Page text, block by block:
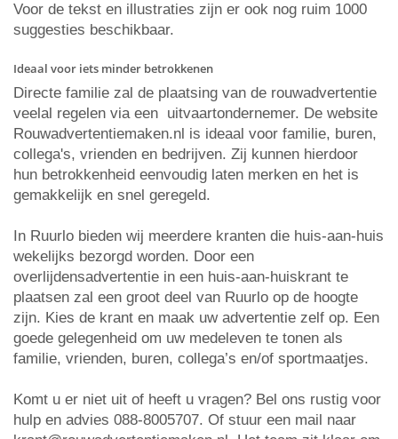
Voor de tekst en illustraties zijn er ook nog ruim 1000
suggesties beschikbaar.
Ideaal voor iets minder betrokkenen
Directe familie zal de plaatsing van de rouwadvertentie
veelal regelen via een uitvaartondernemer. De website
Rouwadvertentiemaken.nl is ideaal voor familie, buren,
collega's, vrienden en bedrijven. Zij kunnen hierdoor
hun betrokkenheid eenvoudig laten merken en het is
gemakkelijk en snel geregeld.
In Ruurlo bieden wij meerdere kranten die huis-aan-huis
wekelijks bezorgd worden. Door een
overlijdensadvertentie in een huis-aan-huiskrant te
plaatsen zal een groot deel van Ruurlo op de hoogte
zijn. Kies de krant en maak uw advertentie zelf op. Een
goede gelegenheid om uw medeleven te tonen als
familie, vrienden, buren, collega’s en/of sportmaatjes.
Komt u er niet uit of heeft u vragen? Bel ons rustig voor
hulp en advies 088-8005707. Of stuur een mail naar